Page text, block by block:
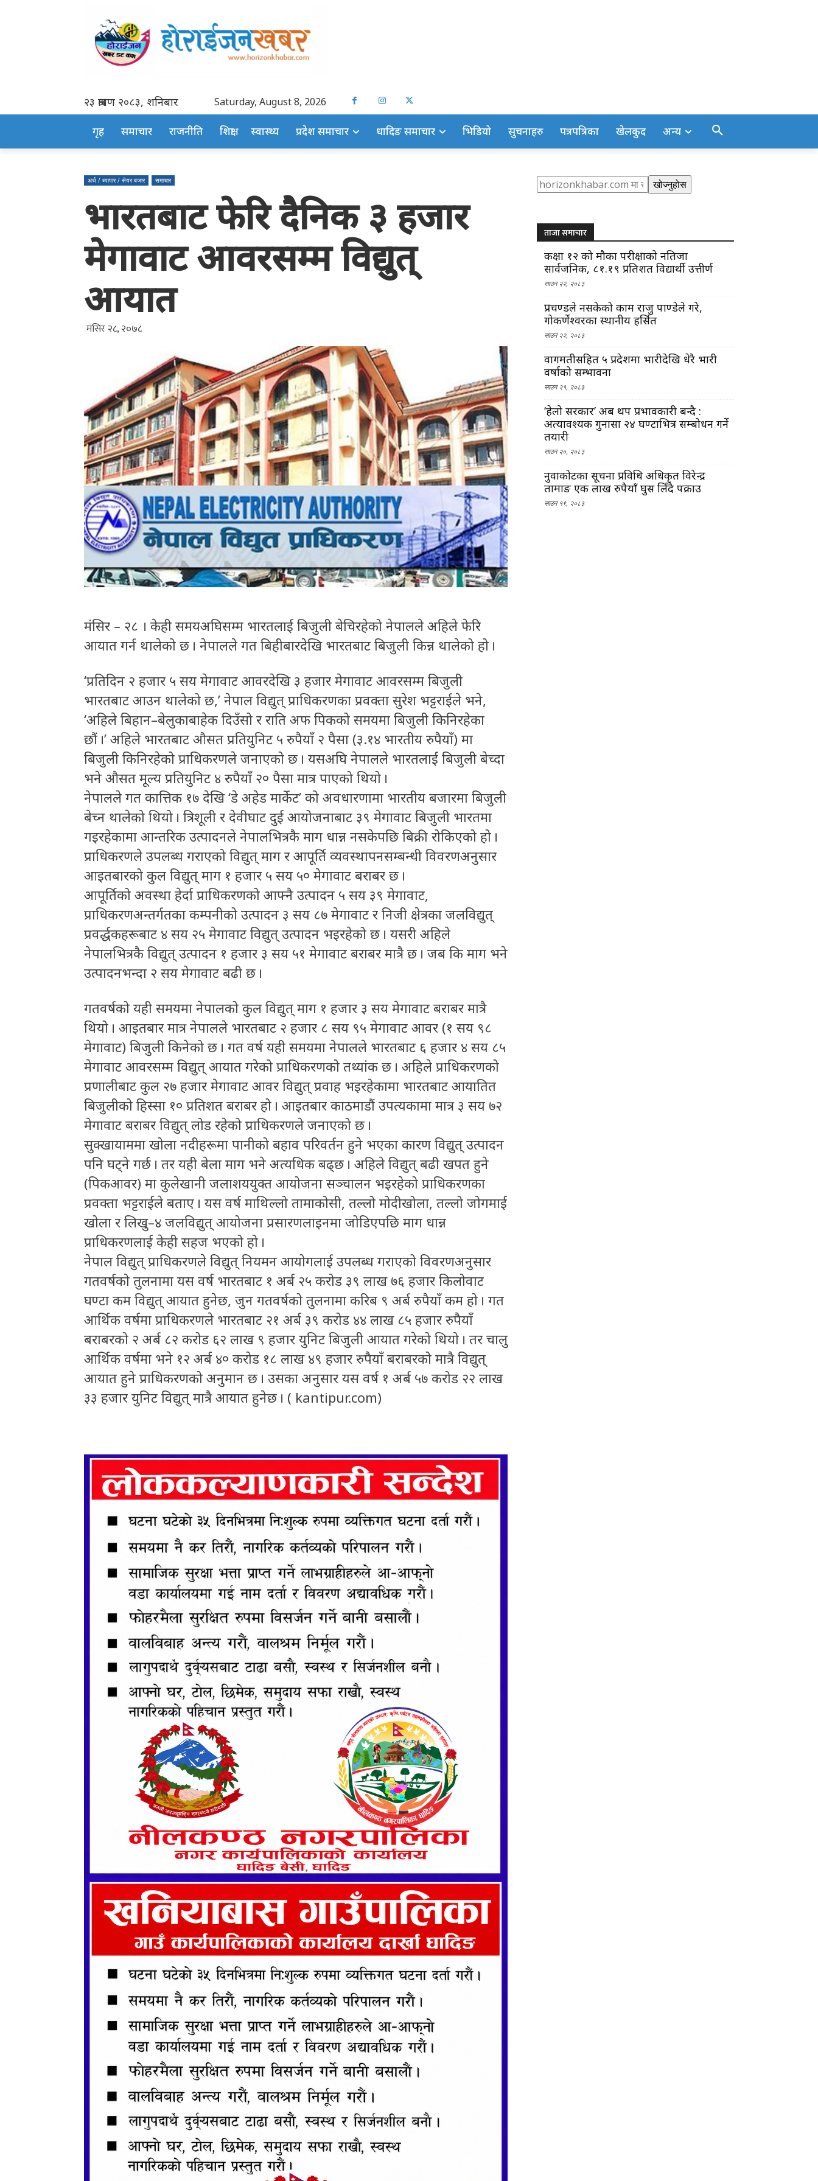
२३ श्रावण २०८३, शनिबार Saturday, August 8, 2026
गृह समाचार राजनीति शिक्षा स्वास्थ्य प्रदेश समाचार धादिङ समाचार भिडियो सुचनाहरु पत्रपत्रिका खेलकुद अन्य
अर्थ / ब्यापार / सेयर बजार समाचार
भारतबाट फेरि दैनिक ३ हजार
मेगावाट आवरसम्म विद्युत्
आयात
मंसिर २८, २०७८
मंसिर – २८ । केही समयअघिसम्म भारतलाई बिजुली बेचिरहेको नेपालले अहिले फेरि
आयात गर्न थालेको छ । नेपालले गत बिहीबारदेखि भारतबाट बिजुली किन्न थालेको हो ।
‘प्रतिदिन २ हजार ५ सय मेगावाट आवरदेखि ३ हजार मेगावाट आवरसम्म बिजुली
भारतबाट आउन थालेको छ,’ नेपाल विद्युत् प्राधिकरणका प्रवक्ता सुरेश भट्टराईले भने,
‘अहिले बिहान–बेलुकाबाहेक दिउँसो र राति अफ पिकको समयमा बिजुली किनिरहेका
छौं ।’ अहिले भारतबाट औसत प्रतियुनिट ५ रुपैयाँ २ पैसा (३.१४ भारतीय रुपैयाँ) मा
बिजुली किनिरहेको प्राधिकरणले जनाएको छ । यसअघि नेपालले भारतलाई बिजुली बेच्दा
भने औसत मूल्य प्रतियुनिट ४ रुपैयाँ २० पैसा मात्र पाएको थियो ।
नेपालले गत कात्तिक १७ देखि ‘डे अहेड मार्केट’ को अवधारणामा भारतीय बजारमा बिजुली
बेच्न थालेको थियो । त्रिशूली र देवीघाट दुई आयोजनाबाट ३९ मेगावाट बिजुली भारतमा
गइरहेकामा आन्तरिक उत्पादनले नेपालभित्रकै माग धान्न नसकेपछि बिक्री रोकिएको हो ।
प्राधिकरणले उपलब्ध गराएको विद्युत् माग र आपूर्ति व्यवस्थापनसम्बन्धी विवरणअनुसार
आइतबारको कुल विद्युत् माग १ हजार ५ सय ५० मेगावाट बराबर छ ।
आपूर्तिको अवस्था हेर्दा प्राधिकरणको आफ्नै उत्पादन ५ सय ३९ मेगावाट,
प्राधिकरणअन्तर्गतका कम्पनीको उत्पादन ३ सय ८७ मेगावाट र निजी क्षेत्रका जलविद्युत्
प्रवर्द्धकहरूबाट ४ सय २५ मेगावाट विद्युत् उत्पादन भइरहेको छ । यसरी अहिले
नेपालभित्रकै विद्युत् उत्पादन १ हजार ३ सय ५१ मेगावाट बराबर मात्रै छ । जब कि माग भने
उत्पादनभन्दा २ सय मेगावाट बढी छ ।
गतवर्षको यही समयमा नेपालको कुल विद्युत् माग १ हजार ३ सय मेगावाट बराबर मात्रै
थियो । आइतबार मात्र नेपालले भारतबाट २ हजार ८ सय ९५ मेगावाट आवर (१ सय ९८
मेगावाट) बिजुली किनेको छ । गत वर्ष यही समयमा नेपालले भारतबाट ६ हजार ४ सय ८५
मेगावाट आवरसम्म विद्युत् आयात गरेको प्राधिकरणको तथ्यांक छ । अहिले प्राधिकरणको
प्रणालीबाट कुल २७ हजार मेगावाट आवर विद्युत् प्रवाह भइरहेकामा भारतबाट आयातित
बिजुलीको हिस्सा १० प्रतिशत बराबर हो । आइतबार काठमाडौं उपत्यकामा मात्र ३ सय ७२
मेगावाट बराबर विद्युत् लोड रहेको प्राधिकरणले जनाएको छ ।
सुक्खायाममा खोला नदीहरूमा पानीको बहाव परिवर्तन हुने भएका कारण विद्युत् उत्पादन
पनि घट्ने गर्छ । तर यही बेला माग भने अत्यधिक बढ्छ । अहिले विद्युत् बढी खपत हुने
(पिकआवर) मा कुलेखानी जलाशययुक्त आयोजना सञ्चालन भइरहेको प्राधिकरणका
प्रवक्ता भट्टराईले बताए । यस वर्ष माथिल्लो तामाकोसी, तल्लो मोदीखोला, तल्लो जोगमाई
खोला र लिखु–४ जलविद्युत् आयोजना प्रसारणलाइनमा जोडिएपछि माग धान्न
प्राधिकरणलाई केही सहज भएको हो ।
नेपाल विद्युत् प्राधिकरणले विद्युत् नियमन आयोगलाई उपलब्ध गराएको विवरणअनुसार
गतवर्षको तुलनामा यस वर्ष भारतबाट १ अर्ब २५ करोड ३९ लाख ७६ हजार किलोवाट
घण्टा कम विद्युत् आयात हुनेछ, जुन गतवर्षको तुलनामा करिब ९ अर्ब रुपैयाँ कम हो । गत
आर्थिक वर्षमा प्राधिकरणले भारतबाट २१ अर्ब ३९ करोड ४४ लाख ८५ हजार रुपैयाँ
बराबरको २ अर्ब ८२ करोड ६२ लाख ९ हजार युनिट बिजुली आयात गरेको थियो । तर चालु
आर्थिक वर्षमा भने १२ अर्ब ४० करोड १८ लाख ४९ हजार रुपैयाँ बराबरको मात्रै विद्युत्
आयात हुने प्राधिकरणको अनुमान छ । उसका अनुसार यस वर्ष १ अर्ब ५७ करोड २२ लाख
३३ हजार युनिट विद्युत् मात्रै आयात हुनेछ । ( kantipur.com)
Search खोज्नुहोस
ताजा समाचार
कक्षा १२ को मौका परीक्षाको नतिजा
सार्वजनिक, ८१.१९ प्रतिशत विद्यार्थी उत्तीर्ण
साउन २२, २०८३
प्रचण्डले नसकेको काम राजु पाण्डेले गरे,
गोकर्णेश्वरका स्थानीय हर्सित
साउन २२, २०८३
वागमतीसहित ५ प्रदेशमा भारीदेखि धेरै भारी
वर्षाको सम्भावना
साउन २१, २०८३
‘हेलो सरकार’ अब थप प्रभावकारी बन्दै :
अत्यावश्यक गुनासा २४ घण्टाभित्र सम्बोधन गर्ने
तयारी
साउन २०, २०८३
नुवाकोटका सूचना प्रविधि अधिकृत विरेन्द्र
तामाङ एक लाख रुपैयाँ घुस लिँदै पक्राउ
साउन १९, २०८३